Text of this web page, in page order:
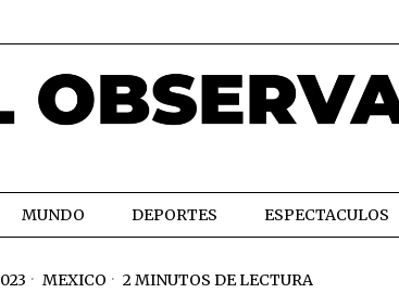
MUNDO DEPORTES ESPECTACULOS
MEXICO 2 MINUTOS DE LECTURA